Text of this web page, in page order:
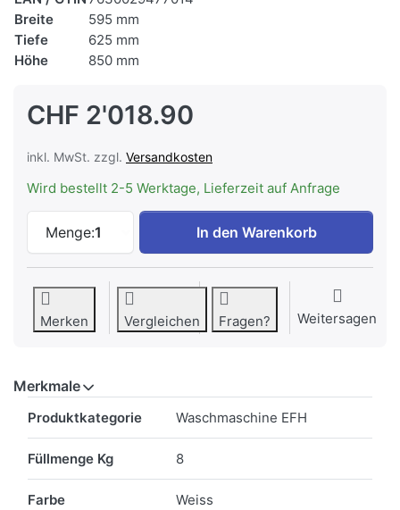
Breite
595 mm
Tiefe
625 mm
Höhe
850 mm
CHF 2'018.90
inkl. MwSt. zzgl. Versandkosten
Wird bestellt 2-5 Werktage, Lieferzeit auf Anfrage
Menge:1
V-ZUG Waschmaschine AdoraWaschen
In den Warenkorb
Merken Vergleichen Fragen? Weitersagen
Merkmale
Produktkategorie Waschmaschine EFH
Füllmenge Kg 8
Farbe Weiss